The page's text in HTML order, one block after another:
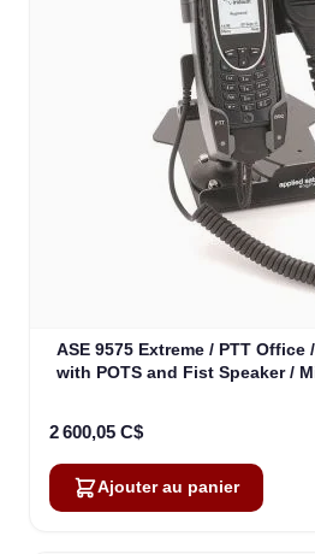
ASE 9575 Extreme / PTT
with POTS and Fist Speaker /
2 600,05 C$
Ajouter au panier